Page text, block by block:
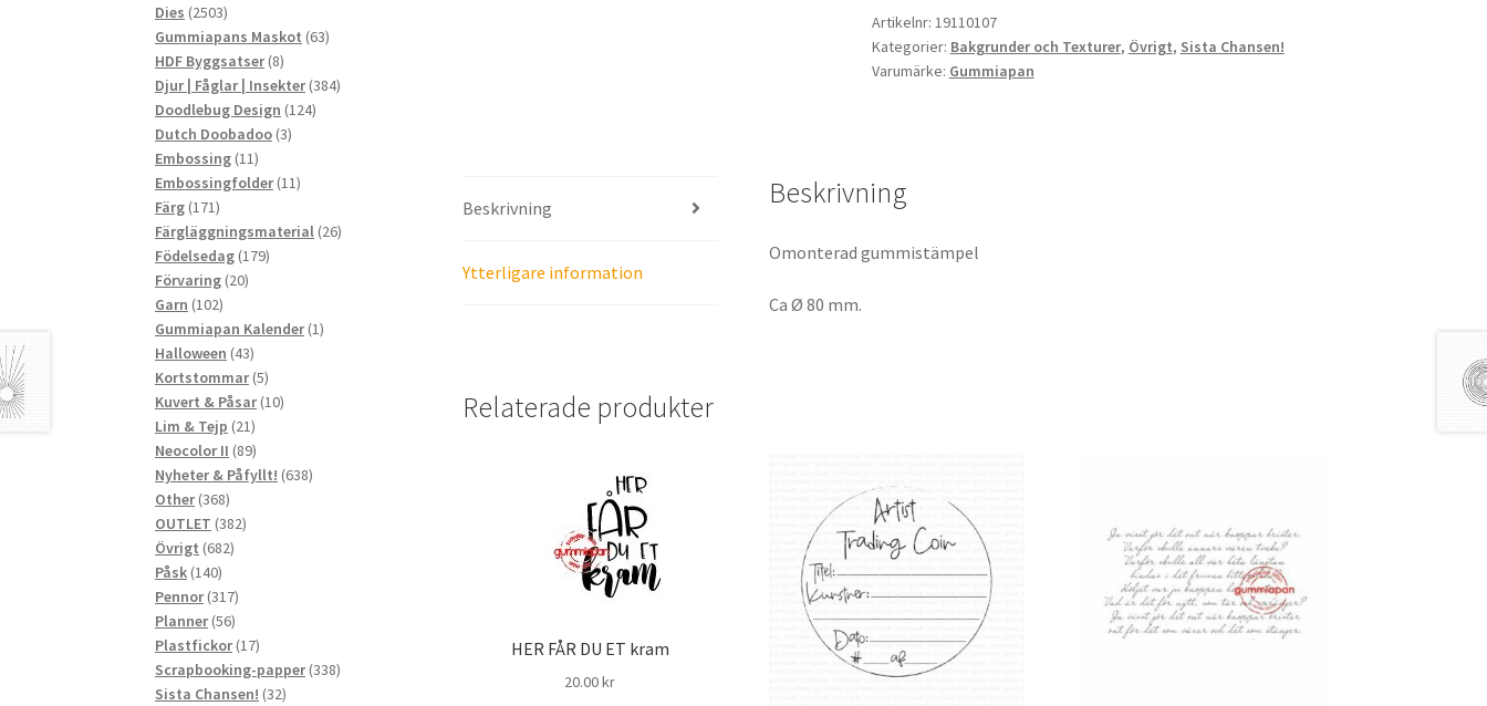
Artikelnr: 19110107
Kategorier: Bakgrunder och Texturer, Övrigt, Sista Chansen!
Varumärke: Gummiapan
Beskrivning
Ytterligare information
Beskrivning
Omonterad gummistämpel
Ca Ø 80 mm.
Relaterade produkter
HER FÅR DU ET kram
20.00kr
Dies 25032503
produkter
Gummiapans Maskot 6363
HDF Byggsatser 88
produkter
Djur | Fåglar | Insekter 384384
Doodlebug Design 124124
Dutch Doobadoo 33
Embossing 1111
produkter
Embossingfolder 1111
Färg 171171
produkter
Färgläggningsmaterial 2626
Födelsedag 179179
Förvaring 2020
Garn 102102
produkter
Gummiapan Kalender 11
Halloween 4343
produkter
Kortstommar 55
produkter
Kuvert & Påsar 1010
Lim & Tejp 2121
produkter
Neocolor II 8989
produkter
Nyheter & Påfyllt! 638638
Other 368368
produkter
OUTLET 382382
Övrigt 682682
Påsk 140140
produkter
Pennor 317317
produkter
Planner 5656
produkter
Plastfickor 1717
produkter
Scrapbooking-papper 338338
Sista Chansen! 3232